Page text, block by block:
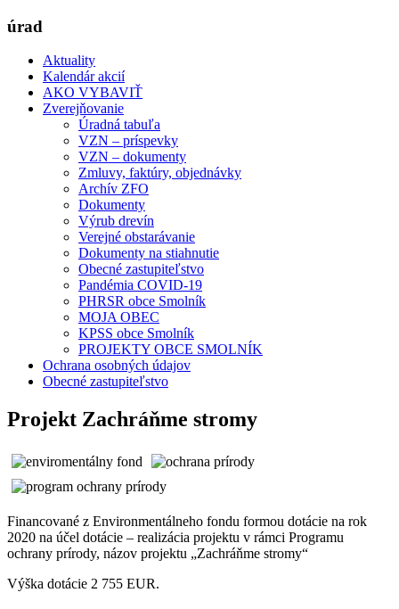
úrad
Aktuality
Kalendár akcií
AKO VYBAVIŤ
Zverejňovanie
Úradná tabuľa
VZN – príspevky
VZN – dokumenty
Zmluvy, faktúry, objednávky
Archív ZFO
Dokumenty
Výrub drevín
Verejné obstarávanie
Dokumenty na stiahnutie
Obecné zastupiteľstvo
Pandémia COVID-19
PHRSR obce Smolník
MOJA OBEC
KPSS obce Smolník
PROJEKTY OBCE SMOLNÍK
Ochrana osobných údajov
Obecné zastupiteľstvo
Projekt Zachráňme stromy
Financované z Environmentálneho fondu formou dotácie na rok
2020 na účel dotácie – realizácia projektu v rámci Programu
ochrany prírody, názov projektu „Zachráňme stromy“
Výška dotácie 2 755 EUR.